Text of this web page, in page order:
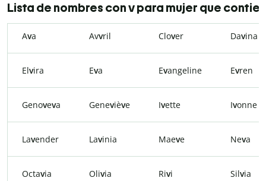
Lista de nombres con v para mujer que
Ava Avvril Clover Davina
Elvira Eva Evangeline Evren
Genoveva Geneviève Ivette Ivonne
Lavender Lavinia Maeve Neva
Octavia Olivia Rivi Silvia